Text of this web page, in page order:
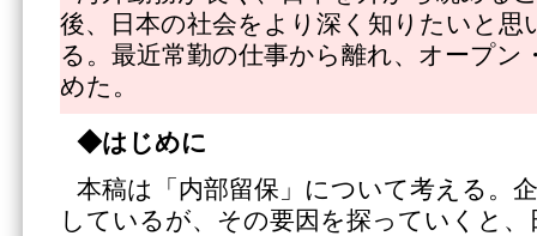
後、日本の社会をより深く知りたいと思
る。最近常勤の仕事から離れ、オープン
めた。
◆はじめに
本稿は「内部留保」について考える。
しているが、その要因を探っていくと、